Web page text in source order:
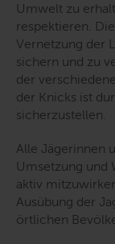
Umwelt zu
respektieren.
Vernetzung der
sichern und zu
der
der Knicks ist
sicherzustellen.
Alle Jägerinnen
Umsetzung und
aktiv
Ausübung der
örtlichen